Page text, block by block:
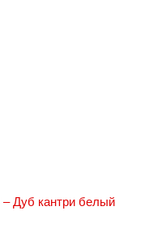
Дуб кантри белый